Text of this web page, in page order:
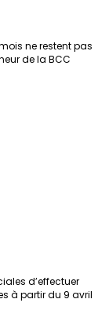
ne restent pas
de la BCC
d’effectuer
à partir du 9 avril